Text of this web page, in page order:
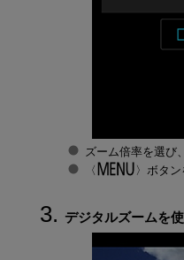
ズーム倍率を選び、
ボタン
デジタルズームを